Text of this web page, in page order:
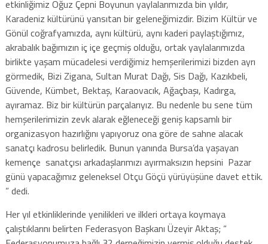
etkinliğimiz Oğuz Çepni Boyunun yaylalarımızda bin yıldır,
Karadeniz kültürünü yansıtan bir geleneğimizdir. Bizim Kültür ve
Gönül coğrafyamızda, aynı kültürü, aynı kaderi paylaştığımız,
akrabalık bağımızın iç içe geçmiş olduğu, ortak yaylalarımızda
birlikte yaşam mücadelesi verdiğimiz hemşerilerimizi bizden ayrı
görmedik, Bizi Zigana, Sultan Murat Dağı, Sis Dağı, Kazıkbeli,
Güvende, Kümbet, Bektaş, Karaovacık, Ağaçbaşı, Kadırga,
ayıramaz. Biz bir kültürün parçalarıyız. Bu nedenle bu sene tüm
hemşerilerimizin zevk alarak eğleneceği geniş kapsamlı bir
organizasyon hazırlığını yapıyoruz ona göre de sahne alacak
sanatçı kadrosu belirledik. Bunun yanında Bursa’da yaşayan
kemençe sanatçısı arkadaşlarımızı ayırmaksızın hepsini Pazar
günü yapacağımız geleneksel Otçu Göçü yürüyüşüne davet ettik.
” dedi.
Her yıl etkinliklerinde yenilikleri ve ilkleri ortaya koymaya
çalıştıklarını belirten Federasyon Başkanı Üzeyir Aktaş; “